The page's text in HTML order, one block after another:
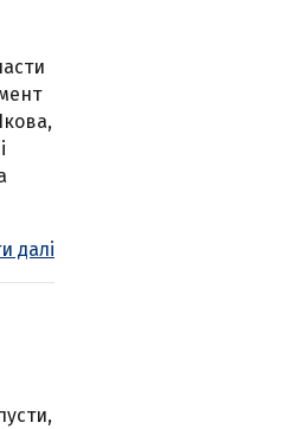
далі